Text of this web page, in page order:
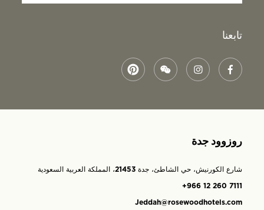
تابعنا
روزوود جدة
شارع الكورنيش، حي الشاطئ، جدة 21453، المملكة العربية السعودية
+966 12 260 7111
Jeddah@rosewoodhotels.com